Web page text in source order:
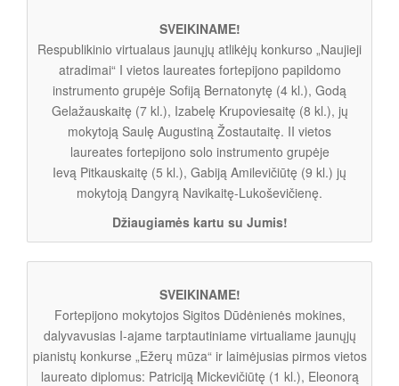
SVEIKINAME!
Respublikinio virtualaus jaunųjų atlikėjų konkurso „Naujieji
atradimai“ I vietos laureates fortepijono papildomo
instrumento grupėje Sofiją Bernatonytę (4 kl.), Godą
Gelažauskaitę (7 kl.), Izabelę Krupoviesaitę (8 kl.), jų
mokytoją Saulę Augustiną Žostautaitę. II vietos
laureates fortepijono solo instrumento grupėje
Ievą Pitkauskaitę (5 kl.), Gabiją Amilevičiūtę (9 kl.) jų
mokytoją Dangyrą Navikaitę-Lukoševičienę.
Džiaugiamės kartu su Jumis!
SVEIKINAME!
Fortepijono mokytojos Sigitos Dūdėnienės mokines,
dalyvavusias I-ajame tarptautiniame virtualiame jaunųjų
pianistų konkurse „Ežerų mūza“ ir laimėjusias pirmos vietos
laureato diplomus: Patriciją Mickevičiūtę (1 kl.), Eleonorą